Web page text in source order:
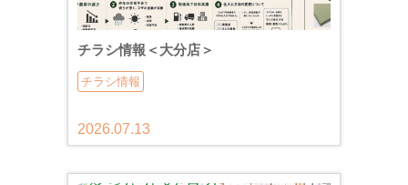
チラシ情報＜大分店＞
チラシ情報
2026.07.13